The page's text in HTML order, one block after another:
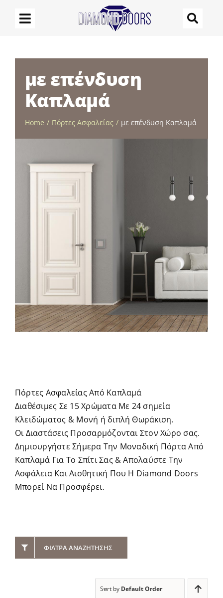
με επένδυση
Καπλαμά
Home Πόρτες Ασφαλείας με επένδυση Καπλαμά
Πόρτες Ασφαλείας Από Καπλαμά
Διαθέσιμες Σε 15 Χρώματα Με 24 σημεία
Κλειδώματος & Μονή ή διπλή Θωράκιση.
Οι Διαστάσεις Προσαρμόζονται Στον Χώρο σας.
Δημιουργήστε Σήμερα Την Μοναδική Πόρτα Από
Καπλαμά Για Το Σπίτι Σας & Απολαύστε Την
Ασφάλεια Και Αισθητική Που Η Diamond Doors
Μπορεί Να Προσφέρει.
ΦΊΛΤΡΑ ΑΝΑΖΉΤΗΣΗΣ
Sort by Default Order